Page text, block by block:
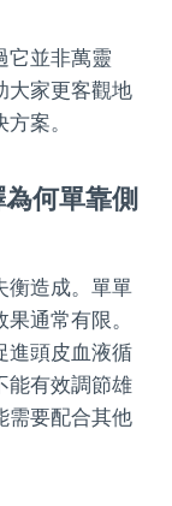
它並非萬靈
大家更客觀地
案。
何單靠側
衡造成。單單
通常有限。
進頭皮血液循
能有效調節雄
需要配合其他